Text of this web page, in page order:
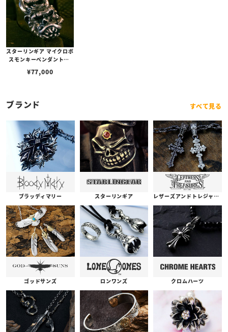
スターリンギア マイクロボ
スモンキーペンダントw/
¥77,000
ブランド すべて見る
ブラッディマリー スターリンギア レザーズアンドトレジャーズ
ゴッドサンズ ロンワンズ クロムハーツ